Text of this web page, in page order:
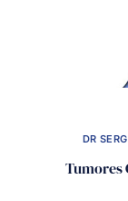
DR
Tumores